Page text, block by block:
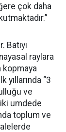
çok daha
Batıyı
raylara
kopmaya
yıllarında “3
ve
umdede
toplum ve